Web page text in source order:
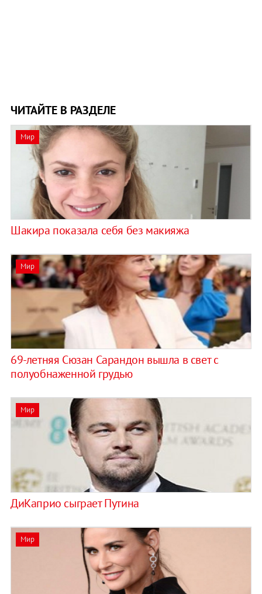
ЧИТАЙТЕ В РАЗДЕЛЕ
Мир
Шакира показала себя без макияжа
Мир
69-летняя Сюзан Сарандон вышла в свет с
полуобнаженной грудью
Мир
ДиКаприо сыграет Путина
Мир